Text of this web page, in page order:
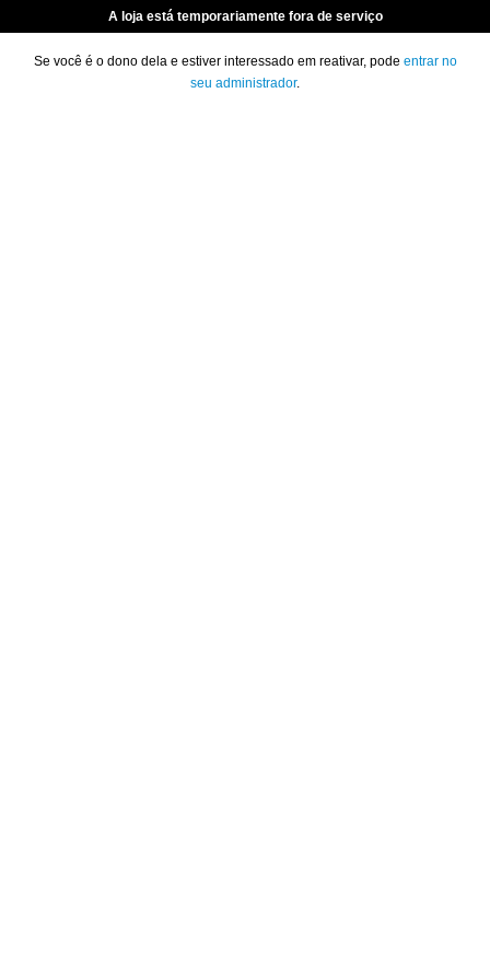
A loja está temporariamente fora de serviço
Se você é o dono dela e estiver interessado em reativar, pode entrar no
seu administrador.